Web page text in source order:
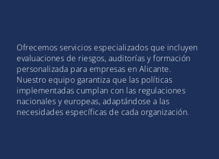
Ofrecemos servicios especializados que incluyen
evaluaciones de riesgos, auditorías y formación
personalizada para empresas en Alicante.
Nuestro equipo garantiza que las políticas
implementadas cumplan con las regulaciones
nacionales y europeas, adaptándose a las
necesidades específicas de cada organización.